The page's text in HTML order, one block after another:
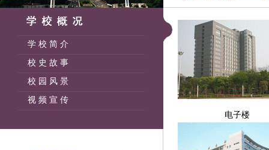
学 校 简 介
校 史 故 事
校 园 风 景
视 频 宣 传
电子楼